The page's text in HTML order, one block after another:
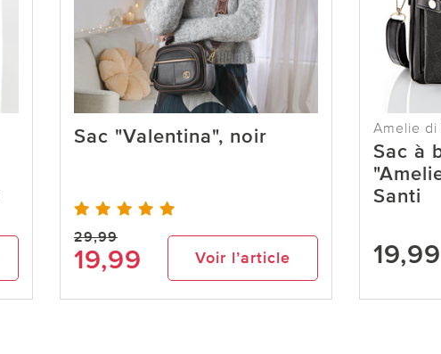
Sac "Valentina", noir
29,99
19,99 Voir l’article
Amelie di
Sac à
Santi
19,99